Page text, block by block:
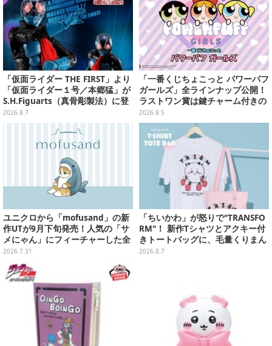
「仮面ライダー THE FIRST」より
「仮面ライダー１号／本郷猛」が
S.H.Figuarts（真骨彫製法）に登
場！8月18日より予約受付開始
2026.8.7
「一番くじちょこっと パワーパフ
ガールズ」全ラインナップ公開！
ラストワン賞は鍵チャーム付きの
シール帳スペシャルセットを用意
2026.8.5
ユニクロから「mofusand」の新
作UTが9月下旬発売！人気の「サ
メにゃん」にフィーチャーした全
4種類
2026.7.31
「ちいかわ」が怒りで"TRANSFO
RM"！ 新作Tシャツとアクキー付
きトートバッグに、毛量くりまん
じゅうなど全6アイテムが仲間入
2026.8.7